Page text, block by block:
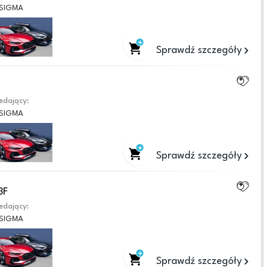
Sprawdź szczegóły
Sprawdź szczegóły
Sprawdź szczegóły